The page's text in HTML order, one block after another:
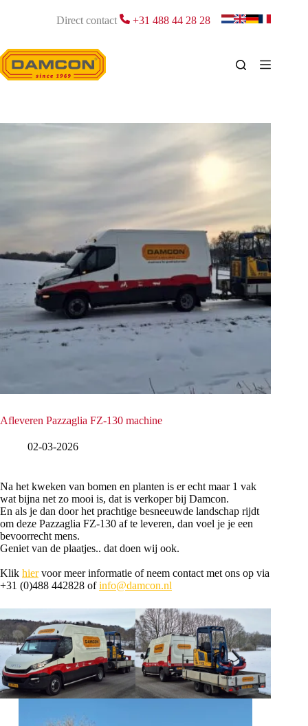
Direct contact +31 488 44 28 28
Afleveren Pazzaglia FZ-130 machine
02-03-2026
Na het kweken van bomen en planten is er echt maar 1 vak
wat bijna net zo mooi is, dat is verkoper bij Damcon.
En als je dan door het prachtige besneeuwde landschap rijdt
om deze Pazzaglia FZ-130 af te leveren, dan voel je je een
bevoorrecht mens.
Geniet van de plaatjes.. dat doen wij ook.
Klik hiervoor meer informatie of neem contact met ons op via
+31 (0)488 442828 ofinfo@damcon.nl